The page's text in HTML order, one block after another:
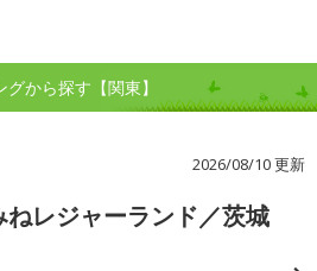
から探す【関東】
2026/08/10 更新
ねレジャーランド／茨城